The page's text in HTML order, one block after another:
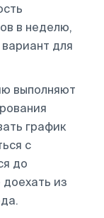
в неделю,
для
выполняют
график
с
до
из